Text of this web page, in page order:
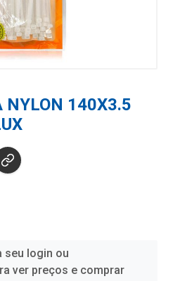
NYLON 140X3.5
seu login ou
ver preços e comprar